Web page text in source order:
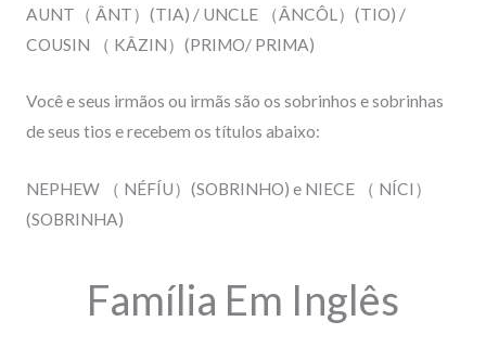
AUNT （ ÂNT） (TIA) / UNCLE （ÂNCÔL ） (TIO) /
COUSIN
（ KÂZIN） (PRIMO/ PRIMA)
Você e seus irmãos ou irmãs são os sobrinhos e sobrinhas
de seus tios e recebem os títulos abaixo:
NEPHEW （ NÉFÍU） (SOBRINHO) e NIECE （ NÍCI ）
(SOBRINHA)
Família Em Inglês